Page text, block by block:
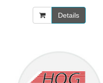
Details